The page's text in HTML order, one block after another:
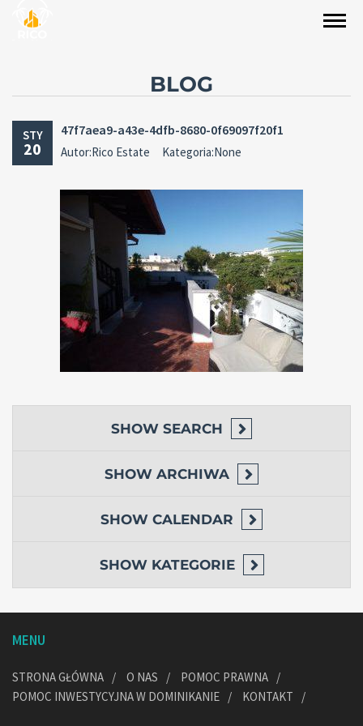
BLOG
STY
20
47f7aea9-a43e-4dfb-8680-0f69097f20f1
Autor:Rico Estate Kategoria:None
SHOW SEARCH
SHOW ARCHIWA
SHOW CALENDAR
SHOW KATEGORIE
MENU
STRONA GŁÓWNA O NAS
POMOC PRAWNA
POMOC INWESTYCYJNA W DOMINIKANIE
KONTAKT